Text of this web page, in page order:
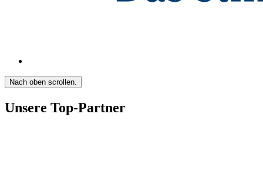
Nach oben scrollen.
Unsere Top-Partner